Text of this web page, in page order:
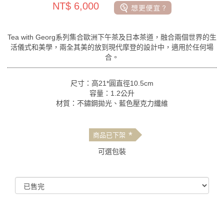
NT$ 6,000
Tea with Georg系列集合歐洲下午茶及日本茶道，融合兩個世界的生
活儀式和美學，兩全其美的放到現代摩登的設計中，適用於任何場
合。
尺寸：高21*圓直徑10.5cm
容量：1.2公升
材質：不鏽鋼拋光、藍色壓克力纖維
商品已下架 *
可選包裝